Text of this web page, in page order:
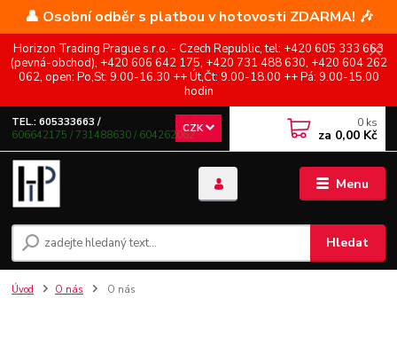
👤 Osobní odběr s platbou v hotovosti ZDARMA! 🎶
Horizon Trading Prague s.r.o. - Czech Republic, tel: +420 605 333 663
(pevná-obchod), +420 606 642 175, +420 731 488 630, +420 604 262
062, open: Po,St: 9.00-16.30 ++ Út,Čt: 9.00-18.00 ++ Pá: 9.00-15.00
hodin
Menu
CZK
Hledat
TEL.: 605333663 /
606642175 / 731488630 / 604262062
0 ks
za 0,00 Kč
Úvod O nás O nás